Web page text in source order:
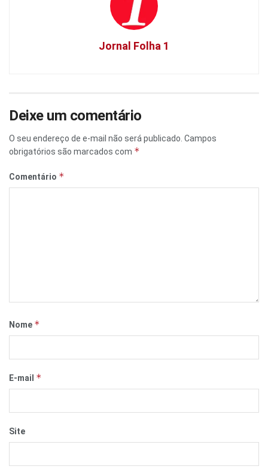
Jornal Folha 1
Deixe um comentário
O seu endereço de e-mail não será publicado. Campos
obrigatórios são marcados com *
Comentário *
Nome *
E-mail *
Site